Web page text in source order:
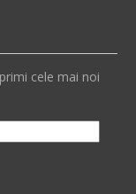
cele mai noi